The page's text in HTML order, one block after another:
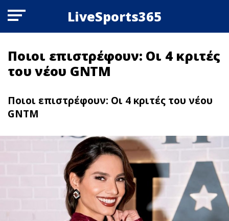
LiveSports365
Ποιοι επιστρέφουν: Oι 4 κριτές
του νέου GNTM
Ποιοι επιστρέφουν: Oι 4 κριτές του νέου
GNTM